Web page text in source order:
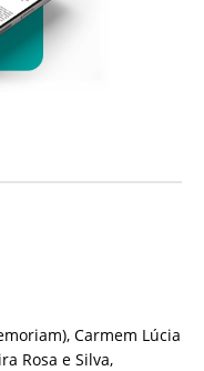
Carmem Lúcia
Rosa e Silva,